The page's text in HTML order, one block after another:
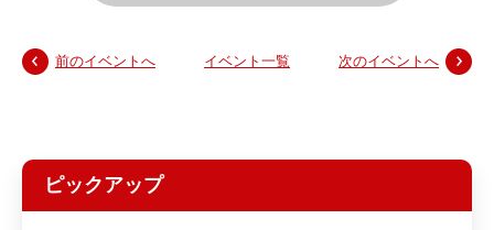
前のイベントへ イベント一覧 次のイベントへ
ピックアップ